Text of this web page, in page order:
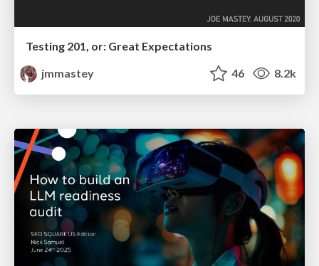
Testing 201, or: Great Expectations
jmmastey
46 8.2k